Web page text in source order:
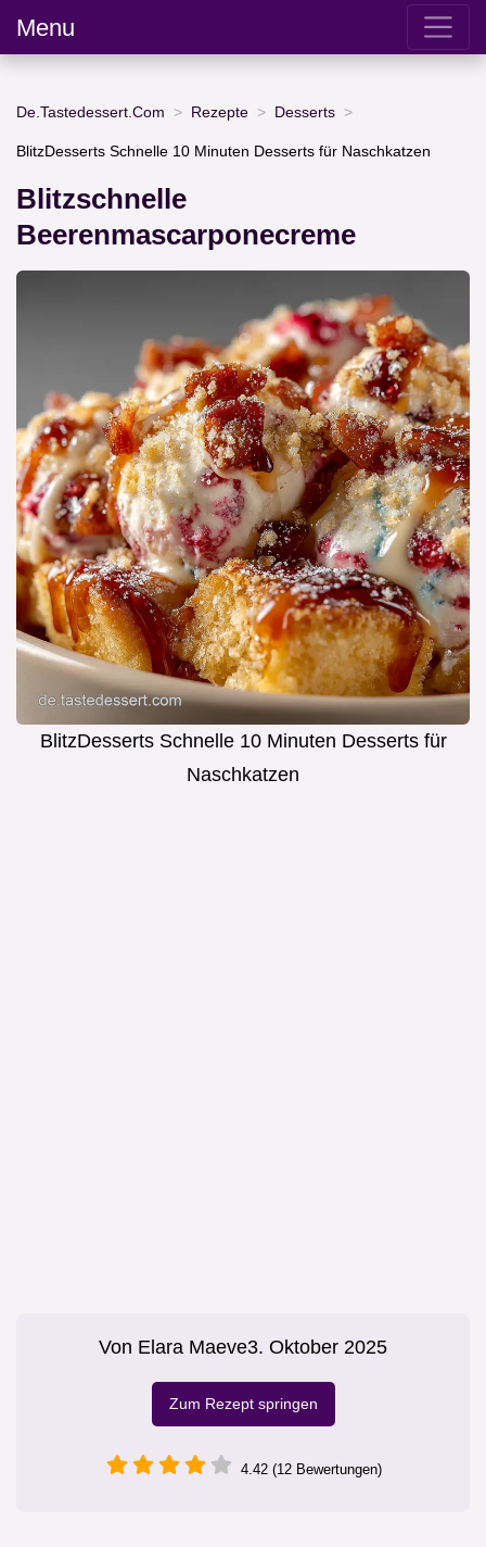
Menu
De.Tastedessert.Com Rezepte Desserts
BlitzDesserts Schnelle 10 Minuten Desserts für Naschkatzen
Blitzschnelle
Beerenmascarponecreme
BlitzDesserts Schnelle 10 Minuten Desserts für
Naschkatzen
Von Elara Maeve3. Oktober 2025
Zum Rezept springen
4.42 (12 Bewertungen)